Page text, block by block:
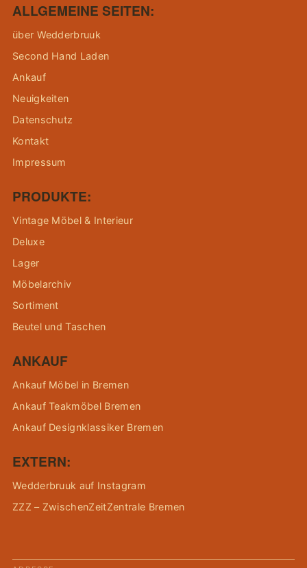
ALLGEMEINE SEITEN:
über Wedderbruuk
Second Hand Laden
Ankauf
Neuigkeiten
Datenschutz
Kontakt
Impressum
PRODUKTE:
Vintage Möbel & Interieur
Deluxe
Lager
Möbelarchiv
Sortiment
Beutel und Taschen
ANKAUF
Ankauf Möbel in Bremen
Ankauf Teakmöbel Bremen
Ankauf Designklassiker Bremen
EXTERN:
Wedderbruuk auf Instagram
ZZZ – ZwischenZeitZentrale Bremen